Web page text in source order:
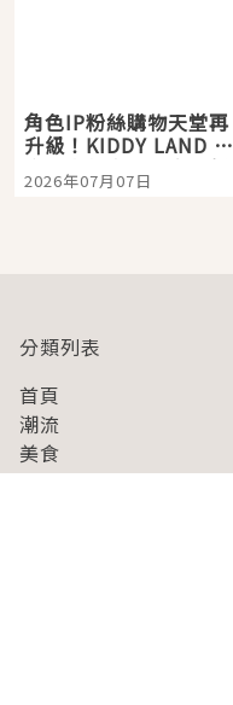
角色IP粉絲購物天堂再
升級！KIDDY LAND 原
宿店吉伊卡哇迎客，新
開幕 OMOKADO 店3分
2026年07月07日
分類列表
首頁
潮流
美食
藝能娛樂